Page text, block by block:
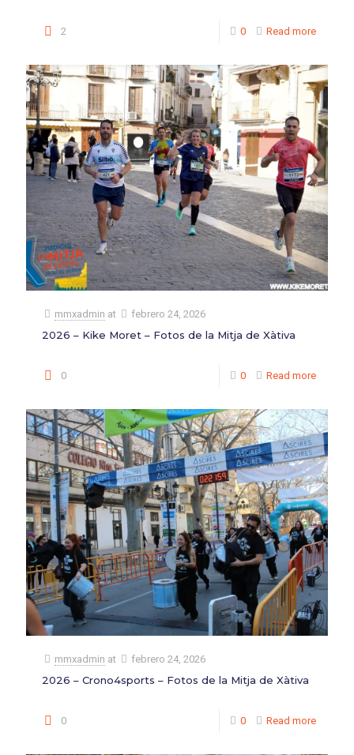
2 0 Read more
mmxadmin at febrero 24, 2026
2026 – Kike Moret – Fotos de la Mitja de Xàtiva
0 0 Read more
mmxadmin at febrero 24, 2026
2026 – Crono4sports – Fotos de la Mitja de Xàtiva
0 0 Read more